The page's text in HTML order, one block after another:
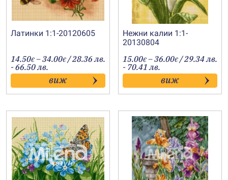
Латинки 1:1-20120605
14.50€ –34.00€Price
range:
14.50€
through
34.00€
/ 28.36 лв.
- 66.50 лв.
виж
Нежни калии 1:1-
20130804
15.00€ –36.00€Price
range:
15.00€
through
36.00€
/ 29.34 лв.
- 70.41 лв.
виж